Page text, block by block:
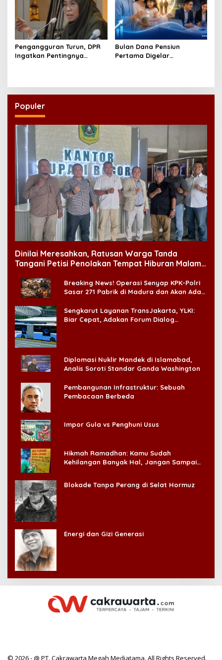
Pengangguran Turun, DPR
Ingatkan Pentingnya
Bulan Dana Pensiun
Pertama Digelar
Populer
Dinilai Meresahkan, Ratusan Warga Tanda
Tangani Petisi Penolakan Tempat Hiburan Malam
Breaking News! Operasi Senyap KPK-Polri
Sasar 271 Pabrik di Madura dan Akan Ada
Sengkarut Layanan TransJakarta, YLKI:
Biar Cepat, Adakan Forum Dialog
Diplomasi Nuklir Mandek di Islamabad,
Analis Soroti Standar Ganda Washington
Pembangunan Infrastruktur: Sebuah
Pembacaan Berbeda
Impor Gula vs Penghuni Usus
Hikmah Ramadhan: Kamu Sudah
Kehilangan Banyak Hal, Jangan Sampai
Blokade Tanpa Perang di Selat Hormuz
Energi dan Gizi Generasi
© 2026 - @ PT. Cakrawarta Megah Mediatama. All Rights Reserved.